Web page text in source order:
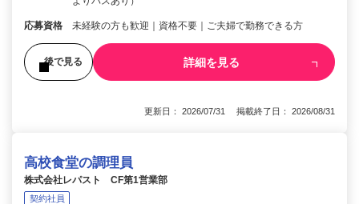
応募資格 未経験の方も歓迎｜資格不要｜ご夫婦で勤務できる方
後で見る 詳細を見る
更新日： 2026/07/31 掲載終了日： 2026/08/31
高校食堂の調理員
株式会社レパスト CF第1営業部
契約社員